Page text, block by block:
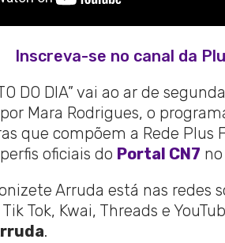
Inscreva-se no canal da
DO DIA” vai ao ar de
Mara Rodrigues, o
que compõem a Rede Plus
oficiais do Portal CN7
Arruda está nas redes
Tok, Kwai, Threads e
.